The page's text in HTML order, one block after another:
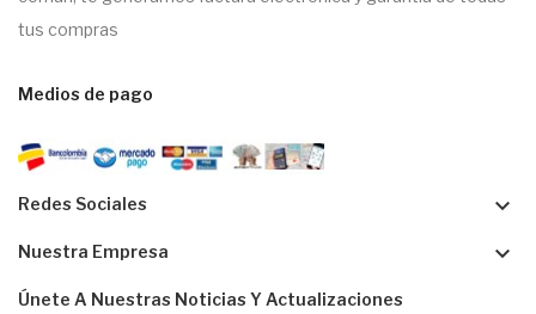
tus compras
Medios de pago
Redes Sociales keyboard_arrow_down
Nuestra Empresa keyboard_arrow_down
Únete A Nuestras Noticias Y Actualizaciones